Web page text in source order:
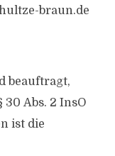
braun.de
beauftragt,
Abs. 2 InsO
ist die